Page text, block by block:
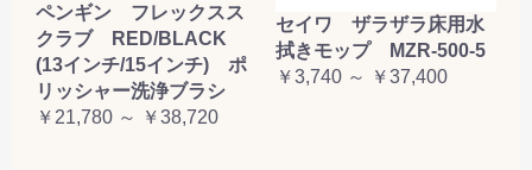
ペンギン フレックスス
クラブ RED/BLACK
(13インチ/15インチ) ポ
リッシャー洗浄ブラシ
￥21,780 ～ ￥38,720
セイワ ザラザラ床用水
拭きモップ MZR-500-5
￥3,740 ～ ￥37,400